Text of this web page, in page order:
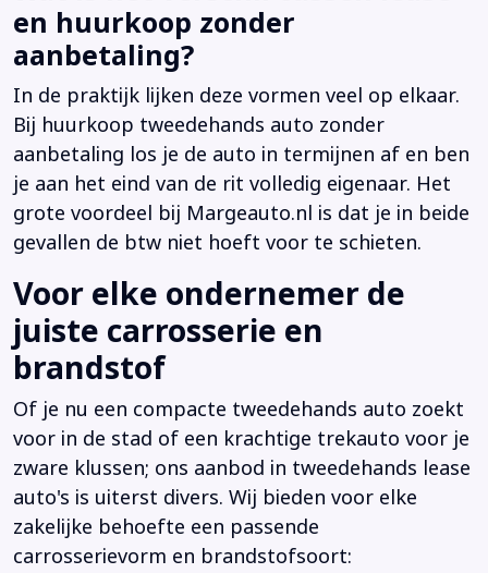
en huurkoop zonder
aanbetaling?
In de praktijk lijken deze vormen veel op elkaar.
Bij huurkoop tweedehands auto zonder
aanbetaling los je de auto in termijnen af en ben
je aan het eind van de rit volledig eigenaar. Het
grote voordeel bij Margeauto.nl is dat je in beide
gevallen de btw niet hoeft voor te schieten.
Voor elke ondernemer de
juiste carrosserie en
brandstof
Of je nu een compacte tweedehands auto zoekt
voor in de stad of een krachtige trekauto voor je
zware klussen; ons aanbod in tweedehands lease
auto's is uiterst divers. Wij bieden voor elke
zakelijke behoefte een passende
carrosserievorm en brandstofsoort: